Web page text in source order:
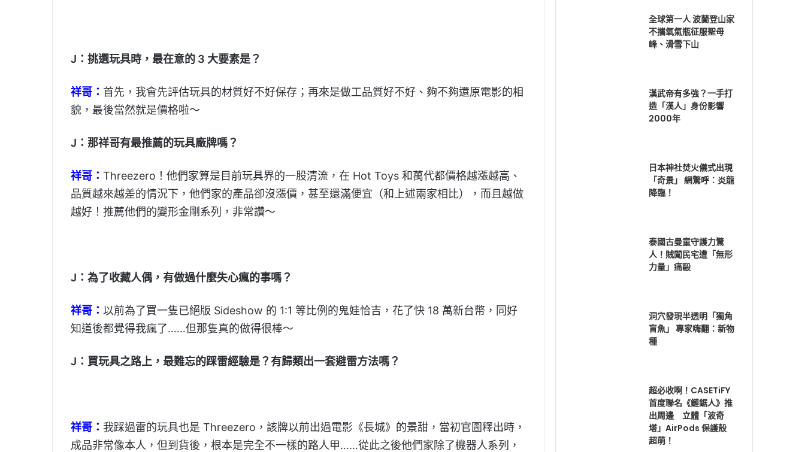
J：挑選玩具時，最在意的 3 大要素是？
祥哥： 首先，我會先評估玩具的材質好不好保存；再來是做工品質好不好、夠不夠還原電影的相
貌，最後當然就是價格啦～
J：那祥哥有最推薦的玩具廠牌嗎？
祥哥： Threezero！他們家算是目前玩具界的一股清流，在 Hot Toys 和萬代都價格越漲越高、
品質越來越差的情況下，他們家的產品卻沒漲價，甚至還滿便宜（和上述兩家相比），而且越做
越好！推薦他們的變形金剛系列，非常讚～
J：為了收藏人偶，有做過什麼失心瘋的事嗎？
祥哥： 以前為了買一隻已絕版 Sideshow 的 1:1 等比例的鬼娃恰吉，花了快 18 萬新台幣，同好
知道後都覺得我瘋了……但那隻真的做得很棒～
J：買玩具之路上，最難忘的踩雷經驗是？有歸類出一套避雷方法嗎？
祥哥： 我踩過雷的玩具也是 Threezero，該牌以前出過電影《長城》的景甜，當初官圖釋出時，
成品非常像本人，但到貨後，根本是完全不一樣的路人甲……從此之後他們家除了機器人系列，
全球第一人 波蘭登山家
不攜氧氣瓶征服聖母
峰、滑雪下山
漢武帝有多強？一手打
造「漢人」身份影響
2000年
日本神社焚火儀式出現
「奇景」 網驚呼︰炎龍
降臨！
泰國古曼童守護力驚
人！賊闖民宅遭「無形
力量」痛毆
洞穴發現半透明「獨角
盲魚」 專家嗨翻：新物
種
超必收啊！CASETiFY
首度聯名《鏈鋸人》推
出周邊 立體「波奇
塔」AirPods 保護殼
超萌！